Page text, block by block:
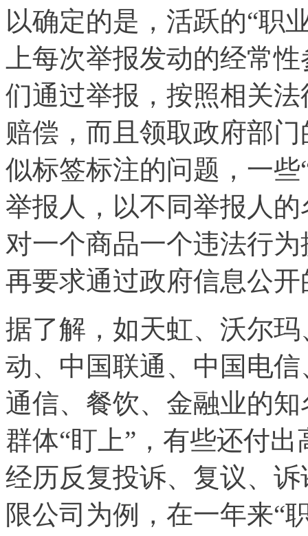
以确定的是，活跃的“职
上每次举报发动的经常
们通过举报，按照相关
赔偿，而且领取政府部
似标签标注的问题，一
举报人，以不同举报人
对一个商品一个违法行
再要求通过政府信息公
据了解，如天虹、沃尔
动、中国联通、中国电
通信、餐饮、金融业的
群体“盯上”，有些还付
经历反复投诉、复议、
限公司为例，在一年来“